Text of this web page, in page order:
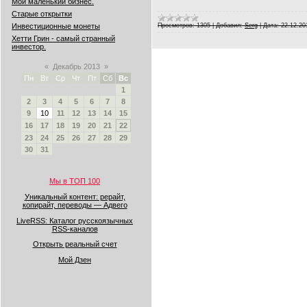
Старые открытки
Инвестиционные монеты
Хетти Грин - самый странный
инвестор.
« Декабрь 2013 »
Пн
Вт Ср Чт Пт Сб
Вс
1
2
3 4 5 6 7
8
9
10 11 12 13 14
15
16
17 18 19 20 21
22
23
24 25 26 27 28
29
30
31
Мы в ТОП 100
Уникальный контент: рерайт,
копирайт, переводы — Адвего
LiveRSS: Каталог русскоязычных
RSS-каналов
Открыть реальный счет
Мой Дзен
Просмотров: 1305 |Добавил: Serg |Дата: